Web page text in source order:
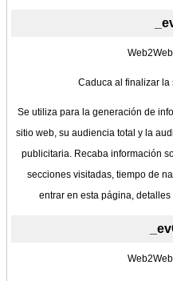
Caduca al finalizar la
Se utiliza para la generación de
sitio web, su audiencia total y la
publicitaria. Recaba información
secciones visitadas, tiempo de
entrar en esta página,